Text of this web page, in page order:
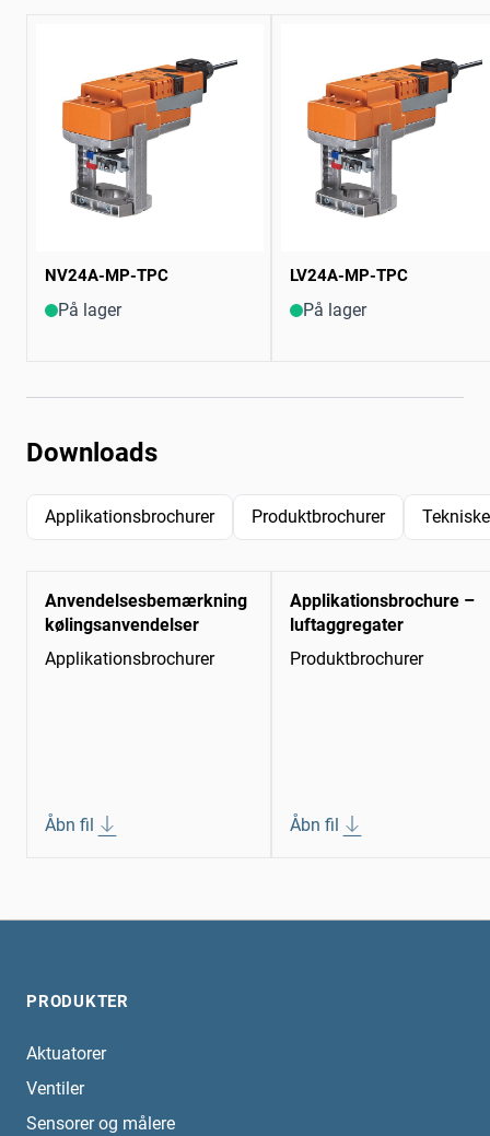
NV24A-MP-TPC
På lager
LV24A-MP-TPC
På lager
Downloads
Applikationsbrochurer Produktbrochurer
Anvendelsesbemærkning
kølingsanvendelser
Applikationsbrochurer
Åbn fil
Applikationsbrochure –
luftaggregater
Produktbrochurer
Åbn fil
PRODUKTER
Aktuatorer
Ventiler
Sensorer og målere